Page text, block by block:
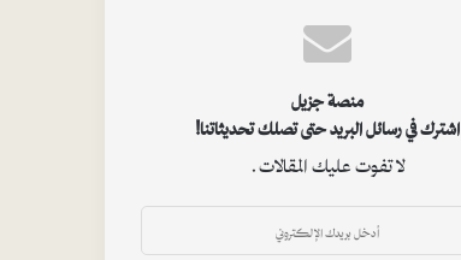
منصة جزيل
اشترك في رسائل البريد حتى تصلك تحديثاتنا!
لا تفوت عليك المقالات.